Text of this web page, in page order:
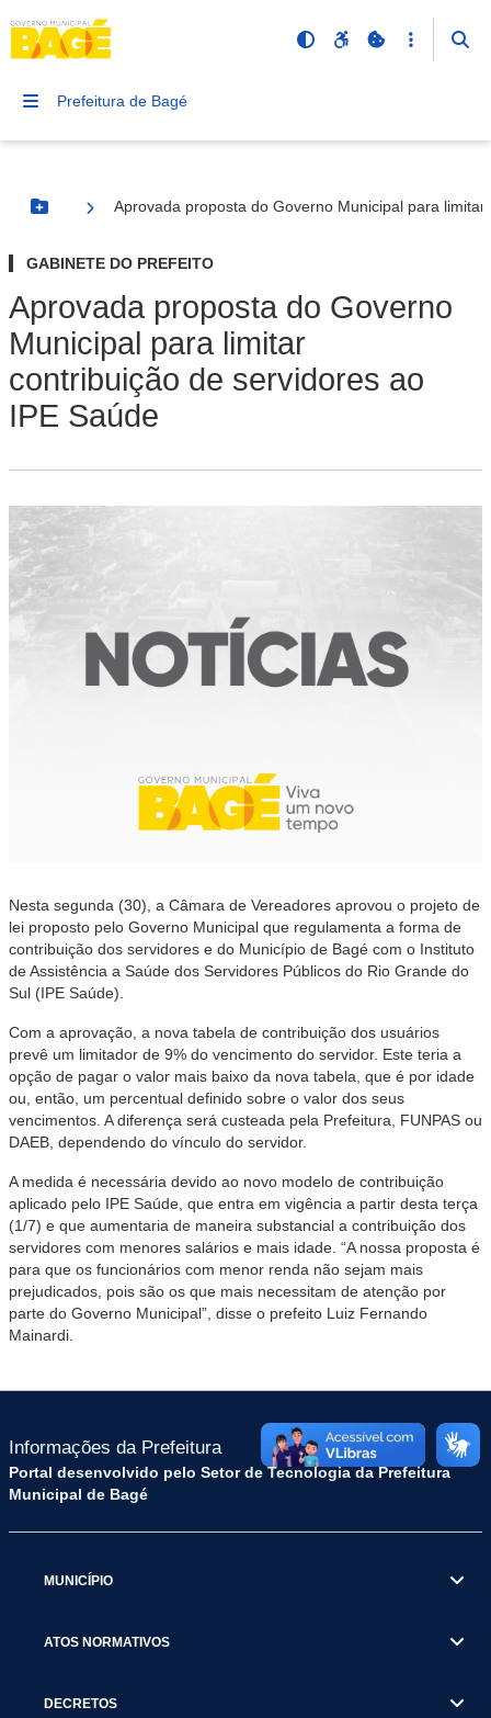
Prefeitura de Bagé
Botão Menu
Aprovada proposta do Governo Municipal para
GABINETE DO PREFEITO
Aprovada proposta do Governo
Municipal para limitar
contribuição de servidores ao
IPE Saúde
Nesta segunda (30), a Câmara de Vereadores aprovou o projeto de
lei proposto pelo Governo Municipal que regulamenta a forma de
contribuição dos servidores e do Município de Bagé com o Instituto
de Assistência a Saúde dos Servidores Públicos do Rio Grande do
Sul (IPE Saúde).
Com a aprovação, a nova tabela de contribuição dos usuários
prevê um limitador de 9% do vencimento do servidor. Este teria a
opção de pagar o valor mais baixo da nova tabela, que é por idade
ou, então, um percentual definido sobre o valor dos seus
vencimentos. A diferença será custeada pela Prefeitura, FUNPAS ou
DAEB, dependendo do vínculo do servidor.
A medida é necessária devido ao novo modelo de contribuição
aplicado pelo IPE Saúde, que entra em vigência a partir desta terça
(1/7) e que aumentaria de maneira substancial a contribuição dos
servidores com menores salários e mais idade. “A nossa proposta é
para que os funcionários com menor renda não sejam mais
prejudicados, pois são os que mais necessitam de atenção por
parte do Governo Municipal”, disse o prefeito Luiz Fernando
Mainardi.
Informações da Prefeitura
Portal desenvolvido pelo Setor de Tecnologia da Prefeitura
Municipal de Bagé
MUNICÍPIO
ATOS NORMATIVOS
DECRETOS